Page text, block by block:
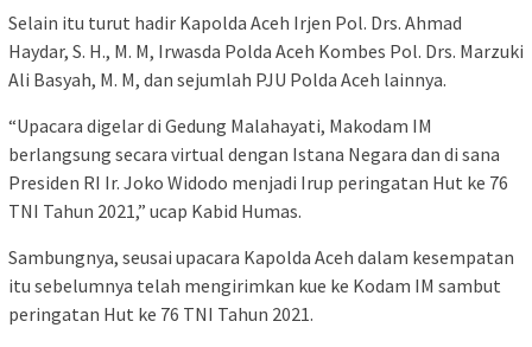
Selain itu turut hadir Kapolda Aceh Irjen Pol. Drs. Ahmad
Haydar, S. H., M. M, Irwasda Polda Aceh Kombes Pol. Drs. Marzuki
Ali Basyah, M. M, dan sejumlah PJU Polda Aceh lainnya.
“Upacara digelar di Gedung Malahayati, Makodam IM
berlangsung secara virtual dengan Istana Negara dan di sana
Presiden RI Ir. Joko Widodo menjadi Irup peringatan Hut ke 76
TNI Tahun 2021,” ucap Kabid Humas.
Sambungnya, seusai upacara Kapolda Aceh dalam kesempatan
itu sebelumnya telah mengirimkan kue ke Kodam IM sambut
peringatan Hut ke 76 TNI Tahun 2021.